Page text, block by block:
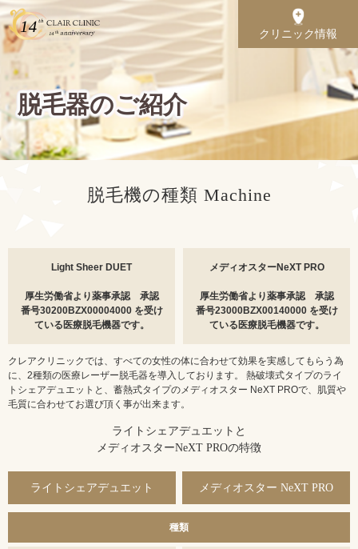
脱毛器のご紹介
クリニック情報
脱毛機の種類 Machine
Light Sheer DUET
厚生労働省より薬事承認 承認
番号30200BZX00004000 を受け
ている医療脱毛機器です。
メディオスターNeXT PRO
厚生労働省より薬事承認 承認
番号23000BZX00140000 を受け
ている医療脱毛機器です。
クレアクリニックでは、すべての女性の体に合わせて効果を実感してもらう為
に、2種類の医療レーザー脱毛器を導入しております。 熱破壊式タイプのライ
トシェアデュエットと、蓄熱式タイプのメディオスター NeXT PROで、肌質や
毛質に合わせてお選び頂く事が出来ます。
ライトシェアデュエットと
メディオスターNeXT PROの特徴
ライトシェアデュエット メディオスター NeXT PRO
種類